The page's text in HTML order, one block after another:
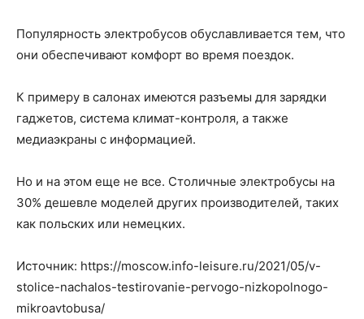
Популярность электробусов обуславливается тем, что
они обеспечивают комфорт во время поездок.
К примеру в салонах имеются разъемы для зарядки
гаджетов, система климат-контроля, а также
медиаэкраны с информацией.
Но и на этом еще не все. Столичные электробусы на
30% дешевле моделей других производителей, таких
как польских или немецких.
Источник: https://moscow.info-leisure.ru/2021/05/v-
stolice-nachalos-testirovanie-pervogo-nizkopolnogo-
mikroavtobusa/